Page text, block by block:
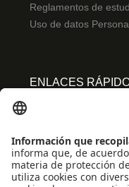
Reglamentos de
Uso de datos
ENLACES
Convivencia y
Emergencias:
Eventos destacados